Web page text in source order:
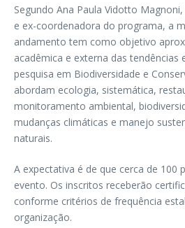
Segundo Ana Paula Vidotto
e ex-coordenadora do programa, a
andamento tem como objetivo
acadêmica e externa das tendências
pesquisa em Biodiversidade e
abordam ecologia, sistemática,
monitoramento ambiental,
mudanças climáticas e manejo
naturais.
A expectativa é de que cerca de 100
evento. Os inscritos receberão
conforme critérios de frequência
organização.